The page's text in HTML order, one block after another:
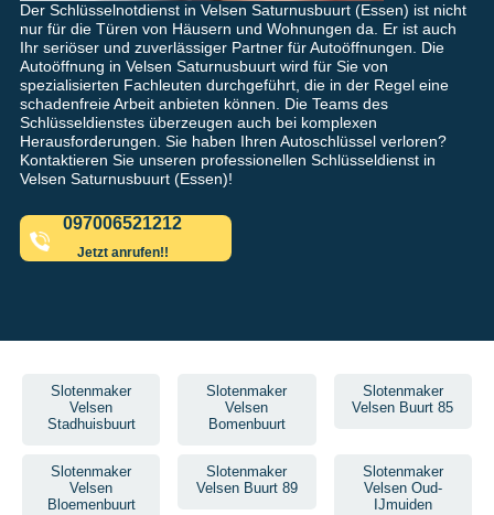
Der Schlüsselnotdienst in Velsen Saturnusbuurt (Essen) ist nicht
nur für die Türen von Häusern und Wohnungen da. Er ist auch
Ihr seriöser und zuverlässiger Partner für Autoöffnungen. Die
Autoöffnung in Velsen Saturnusbuurt wird für Sie von
spezialisierten Fachleuten durchgeführt, die in der Regel eine
schadenfreie Arbeit anbieten können. Die Teams des
Schlüsseldienstes überzeugen auch bei komplexen
Herausforderungen. Sie haben Ihren Autoschlüssel verloren?
Kontaktieren Sie unseren professionellen Schlüsseldienst in
Velsen Saturnusbuurt (Essen)!
097006521212
Jetzt anrufen!!
Slotenmaker
Velsen
Stadhuisbuurt
Slotenmaker
Velsen
Bomenbuurt
Slotenmaker
Velsen Buurt 85
Slotenmaker
Velsen
Bloemenbuurt
Slotenmaker
Velsen Buurt 89
Slotenmaker
Velsen Oud-
IJmuiden